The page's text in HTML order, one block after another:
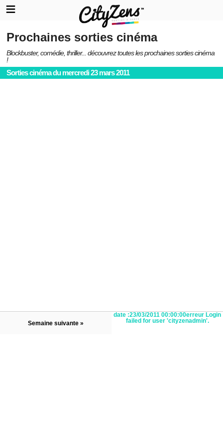
Prochaines sorties cinéma
Blockbuster, comédie, thriller... découvrez toutes les prochaines sorties cinéma
!
Sorties cinéma du mercredi 23 mars 2011
Semaine suivante
date :23/03/2011 00:00:00erreur Login
failed for user 'cityzenadmin'.